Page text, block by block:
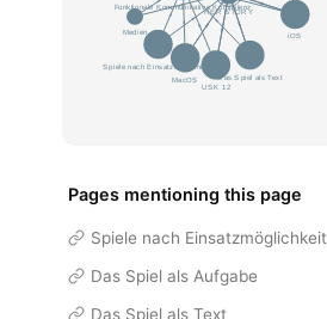
Pages mentioning this page
Spiele nach Einsatzmöglichkeit
Das Spiel als Aufgabe
Das Spiel als Text